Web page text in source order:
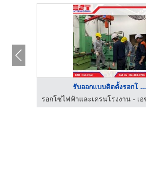
รับออกแบบติดตั้งรอกโ ...